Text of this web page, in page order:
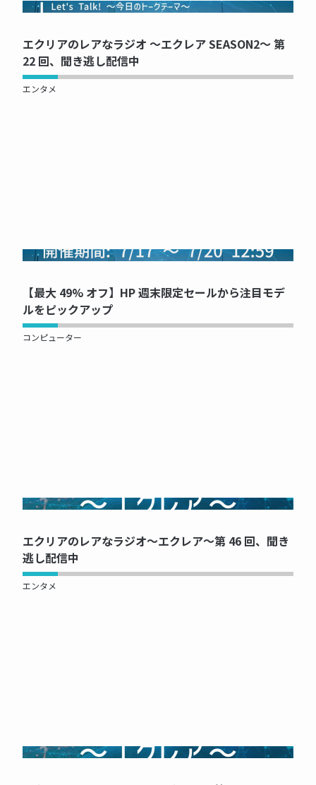
NOW PRINTING...
エクリアのレアなラジオ ～エクレア SEASON2～ 第
22 回、聞き逃し配信中
エンタメ
NOW PRINTING...
【最大 49% オフ】HP 週末限定セールから注目モデ
ルをピックアップ
コンピューター
NOW PRINTING...
エクリアのレアなラジオ～エクレア～第 46 回、聞き
逃し配信中
エンタメ
NOW PRINTING...